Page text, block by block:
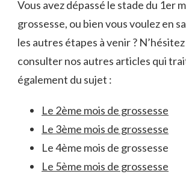
Vous avez dépassé le stade du 1er
grossesse, ou bien vous voulez en
les autres étapes à venir ? N’hésitez
consulter nos autres articles qui
également du sujet :
Le 2ème mois de grossesse
Le 3ème mois de grossesse
Le 4ème mois de grossesse
Le 5ème mois de grossesse